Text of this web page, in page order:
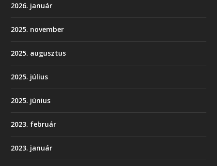
2026. január
2025. november
2025. augusztus
2025. július
2025. június
2023. február
2023. január